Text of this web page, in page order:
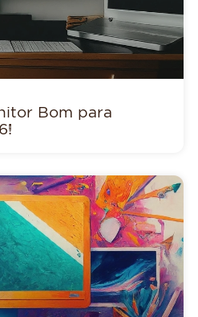
Bom para